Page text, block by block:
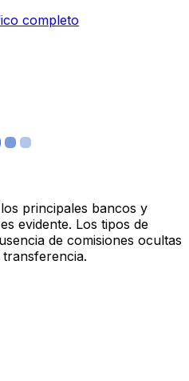
completo
principales bancos y
evidente. Los tipos de
de comisiones ocultas